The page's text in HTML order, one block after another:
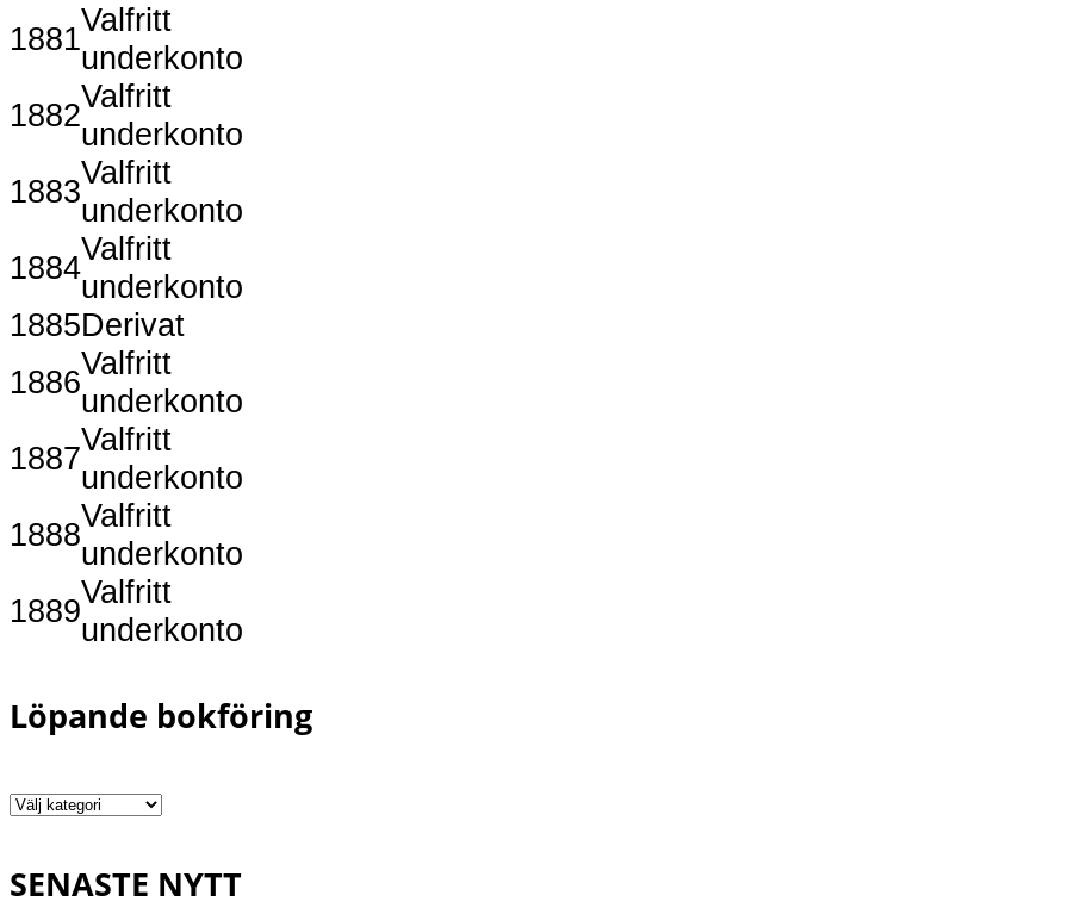
1881
Valfritt
underkonto
1882
Valfritt
underkonto
1883
Valfritt
underkonto
1884
Valfritt
underkonto
1885Derivat
1886
Valfritt
underkonto
1887
Valfritt
underkonto
1888
Valfritt
underkonto
1889
Valfritt
underkonto
Löpande bokföring
Löpande
SENASTE NYTT